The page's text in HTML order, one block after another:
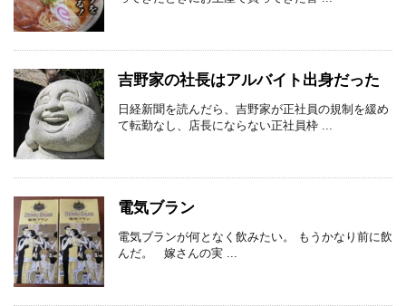
吉野家の社長はアルバイト出身だった
日経新聞を読んだら、吉野家が正社員の規制を緩め
て転勤なし、店長にならない正社員枠 ...
電気ブラン
電気ブランが何となく飲みたい。 もうかなり前に飲
んだ。 嫁さんの実 ...